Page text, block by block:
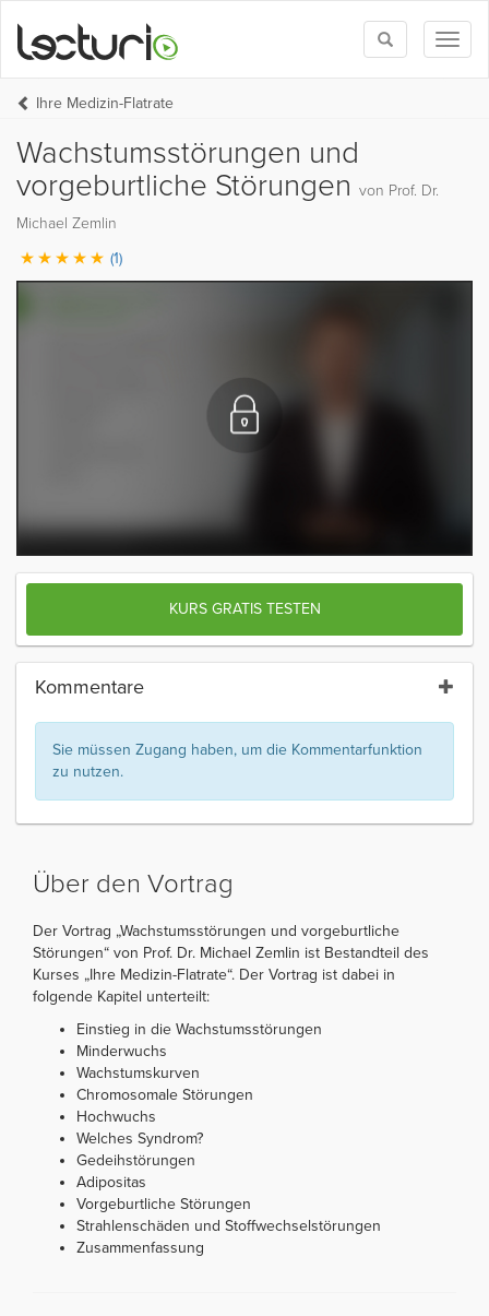
Toggle
search
Ihre Medizin-Flatrate
Wachstumsstörungen und
vorgeburtliche Störungen von Prof. Dr.
Michael Zemlin
(1)
KURS GRATIS TESTEN
Kommentare
Sie müssen Zugang haben, um die Kommentarfunktion
zu nutzen.
Über den Vortrag
Der Vortrag „Wachstumsstörungen und vorgeburtliche
Störungen“ von Prof. Dr. Michael Zemlin ist Bestandteil des
Kurses „Ihre Medizin-Flatrate“. Der Vortrag ist dabei in
folgende Kapitel unterteilt:
Einstieg in die Wachstumsstörungen
Minderwuchs
Wachstumskurven
Chromosomale Störungen
Hochwuchs
Welches Syndrom?
Gedeihstörungen
Adipositas
Vorgeburtliche Störungen
Strahlenschäden und Stoffwechselstörungen
Zusammenfassung